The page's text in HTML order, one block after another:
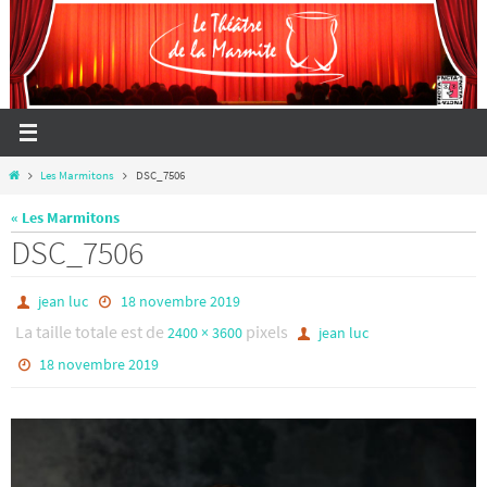
Passer
vers
le
contenu
HomeLes Marmitons DSC_7506
« Les Marmitons
DSC_7506
jean luc 18 novembre 2019
La taille totale est de 2400 × 3600 pixels
jean luc
18 novembre 2019